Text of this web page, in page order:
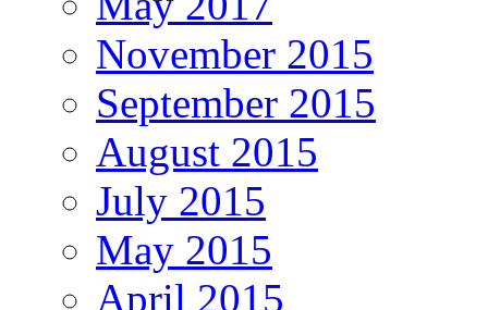
November 2015
September 2015
August 2015
July 2015
May 2015
April 2015